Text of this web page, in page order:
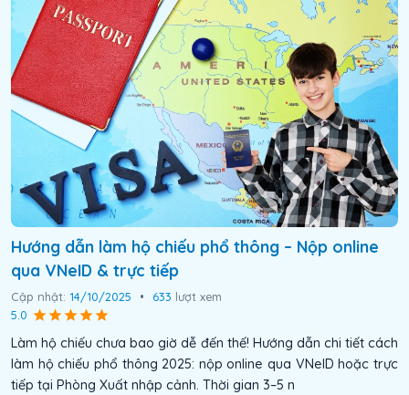
Hướng dẫn làm hộ chiếu phổ thông – Nộp online
qua VNeID & trực tiếp
Cập nhật: 14/10/2025 • 633 lượt xem
5.0
Làm hộ chiếu chưa bao giờ dễ đến thế! Hướng dẫn chi tiết cách
làm hộ chiếu phổ thông 2025: nộp online qua VNeID hoặc trực
tiếp tại Phòng Xuất nhập cảnh. Thời gian 3–5 n